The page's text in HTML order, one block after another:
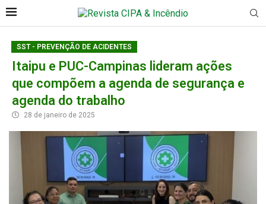
SST - PREVENÇÃO DE ACIDENTES
Itaipu e PUC-Campinas lideram ações
que compõem a agenda de segurança e
agenda do trabalho
28 de janeiro de 2025